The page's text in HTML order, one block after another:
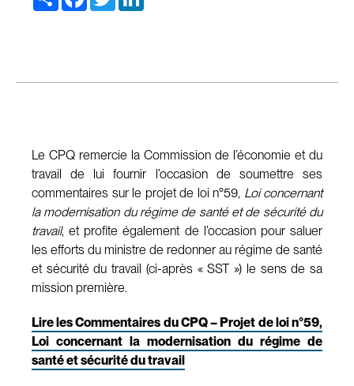
Le CPQ remercie la Commission de l’économie et du
travail de lui fournir l’occasion de soumettre ses
commentaires sur le projet de loi n°59, Loi concernant
la modernisation du régime de santé et de sécurité du
travail, et profite également de l’occasion pour saluer
les efforts du ministre de redonner au régime de santé
et sécurité du travail (ci-après « SST ») le sens de sa
mission première.
Lire les Commentaires du CPQ – Projet de loi n°59,
Loi concernant la modernisation du régime de
santé et sécurité du travail